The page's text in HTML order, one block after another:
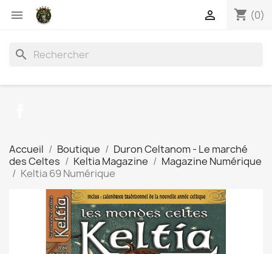
 shopping_cart (0)

search
Accueil Boutique
Duron Celtanom - Le marché
des Celtes
Keltia Magazine
Magazine Numérique
Keltia 69 Numérique